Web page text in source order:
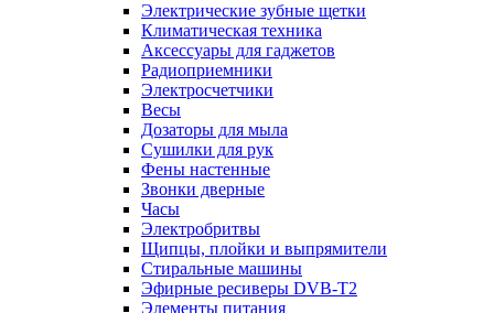
Электрические зубные щетки
Климатическая техника
Аксессуары для гаджетов
Радиоприемники
Электросчетчики
Весы
Дозаторы для мыла
Сушилки для рук
Фены настенные
Звонки дверные
Часы
Электробритвы
Щипцы, плойки и выпрямители
Стиральные машины
Эфирные ресиверы DVB-T2
Элементы питания